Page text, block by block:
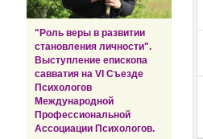
"Роль веры в развитии
становления личности".
Выступление епископа
савватия на VI Съезде
Психологов
Международной
Профессиональной
Ассоциации Психологов.